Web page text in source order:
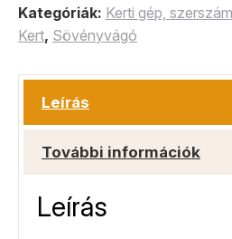
Kategóriák: Kerti gép, szerszám
Kert, Sövényvágó
Leírás
További információk
Leírás